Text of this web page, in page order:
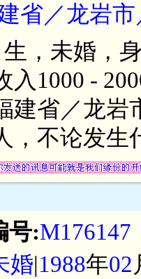
省／龙岩
生，未婚，
入1000 -
建省／龙岩
，不论发生
号:M176147
婚|1988年02